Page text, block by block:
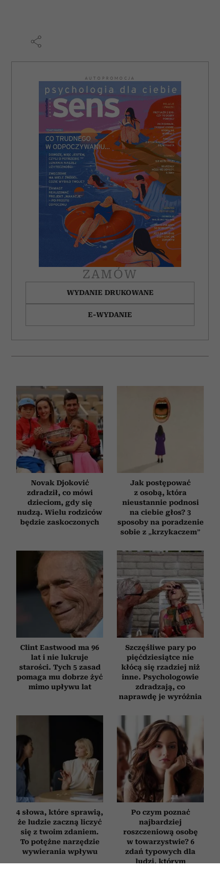
AUTOPROMOCJA
ZAMÓW
WYDANIE DRUKOWANE
E-WYDANIE
Novak Djoković
zdradził, co mówi
dzieciom, gdy się
nudzą. Wielu rodziców
będzie zaskoczonych
Jak postępować
z osobą, która
nieustannie podnosi
na ciebie głos? 3
sposoby na poradzenie
sobie z „krzykaczem”
Clint Eastwood ma 96
lat i nie lukruje
starości. Tych 5 zasad
pomaga mu dobrze żyć
mimo upływu lat
Szczęśliwe pary po
pięćdziesiątce nie
kłócą się rzadziej niż
inne. Psychologowie
zdradzają, co
naprawdę je wyróżnia
4 słowa, które sprawią,
że ludzie zaczną liczyć
się z twoim zdaniem.
To potężne narzędzie
wywierania wpływu
Po czym poznać
najbardziej
roszczeniową osobę
w towarzystwie? 6
zdań typowych dla
ludzi, którym